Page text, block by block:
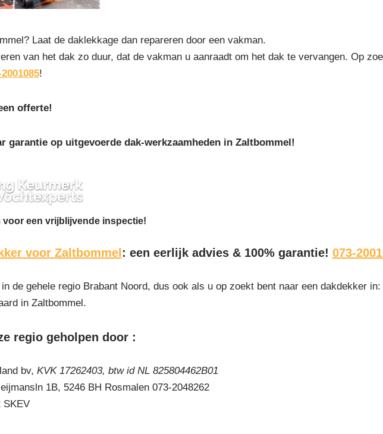
Laat de daklekkage dan repareren door een vakman.
van het dak zo duur, dat de vakman u aanraadt om het dak te vervangen. Op
!
offerte!
garantie op uitgevoerde dak-werkzaamheden in Zaltbommel!
voor een vrijblijvende inspectie!
voor Zaltbommel : een eerlijk advies & 100% garantie! 073-
de gehele regio Brabant Noord, dus ook als u op zoekt bent naar een dakdekker
in Zaltbommel.
regio geholpen door :
bv, KVK 17262403, btw id NL 825804462B01
1B, 5246 BH Rosmalen 073-2048262
SKEV